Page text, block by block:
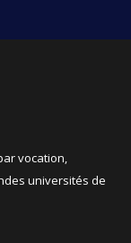
vocation,
universités de